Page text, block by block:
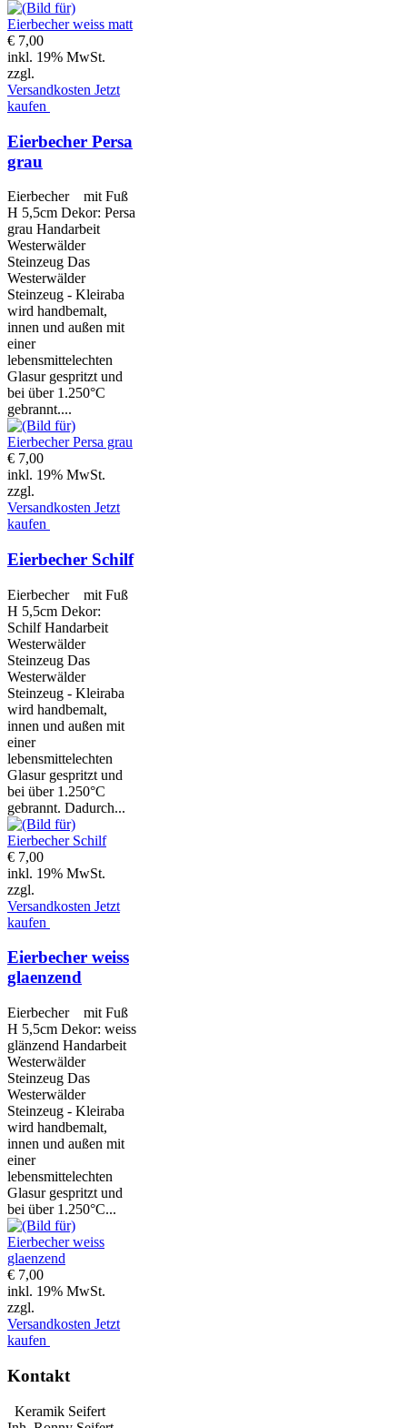
€ 7,00
inkl. 19% MwSt.
zzgl.
Versandkosten Jetzt
kaufen
Eierbecher Persa
grau
Eierbecher mit Fuß
H 5,5cm Dekor: Persa
grau Handarbeit
Westerwälder
Steinzeug Das
Westerwälder
Steinzeug - Kleiraba
wird handbemalt,
innen und außen mit
einer
lebensmittelechten
Glasur gespritzt und
bei über 1.250°C
gebrannt....
€ 7,00
inkl. 19% MwSt.
zzgl.
Versandkosten Jetzt
kaufen
Eierbecher Schilf
Eierbecher mit Fuß
H 5,5cm Dekor:
Schilf Handarbeit
Westerwälder
Steinzeug Das
Westerwälder
Steinzeug - Kleiraba
wird handbemalt,
innen und außen mit
einer
lebensmittelechten
Glasur gespritzt und
bei über 1.250°C
gebrannt. Dadurch...
€ 7,00
inkl. 19% MwSt.
zzgl.
Versandkosten Jetzt
kaufen
Eierbecher weiss
glaenzend
Eierbecher mit Fuß
H 5,5cm Dekor: weiss
glänzend Handarbeit
Westerwälder
Steinzeug Das
Westerwälder
Steinzeug - Kleiraba
wird handbemalt,
innen und außen mit
einer
lebensmittelechten
Glasur gespritzt und
bei über 1.250°C...
€ 7,00
inkl. 19% MwSt.
zzgl.
Versandkosten Jetzt
kaufen
Kontakt
Keramik Seifert